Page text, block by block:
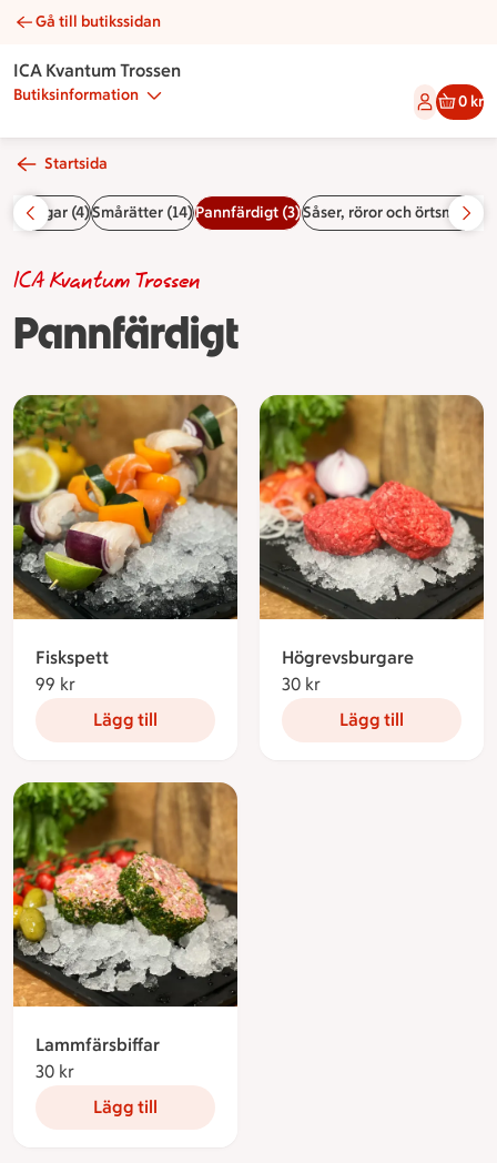
Pannfärdigt | Catering ICA Kvantum Trossen
Gå till butikssidan
ICA Kvantum Trossen
Butiksinformation 0 kr
Startsida
(4)Smårätter (14)Pannfärdigt (3)Såser, röror och örtsmör (7)
Pannfärdigt
ICA Kvantum Trossen
Fiskspett
99 kr
Lägg till
Högrevsburgare
30 kr
Lägg till
Lammfärsbiffar
30 kr
Lägg till